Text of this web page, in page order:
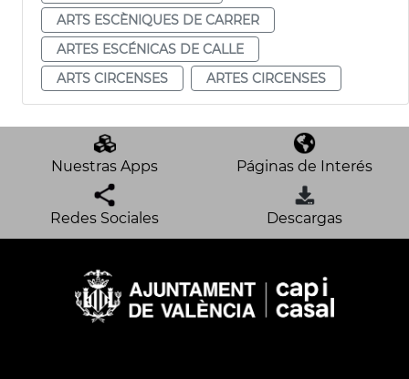
ARTS ESCÈNIQUES DE CARRER
ARTES ESCÉNICAS DE CALLE
ARTS CIRCENSES
ARTES CIRCENSES
Nuestras Apps Páginas de Interés
Redes Sociales Descargas